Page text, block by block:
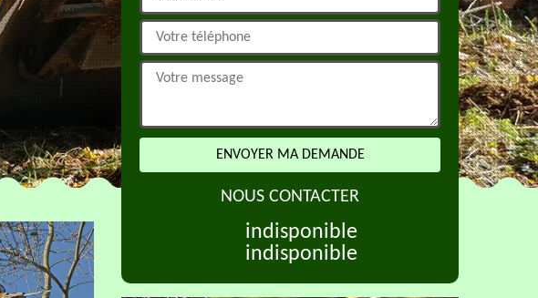
NOUS CONTACTER
indisponible
indisponible